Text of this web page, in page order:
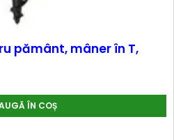
pământ, mâner în T,
ÎN COȘ